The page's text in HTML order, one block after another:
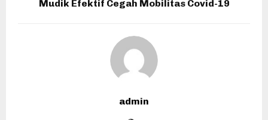
Mudik Efektif Cegah Mobilitas Covid-19
admin